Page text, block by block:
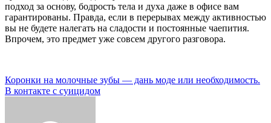
подход за основу, бодрость тела и духа даже в офисе вам
гарантированы. Правда, если в перерывах между активностью
вы не будете налегать на сладости и постоянные чаепития.
Впрочем, это предмет уже совсем другого разговора.
Навигация
по
Коронки на молочные зубы — дань моде или необходимость.
В контакте с суицидом